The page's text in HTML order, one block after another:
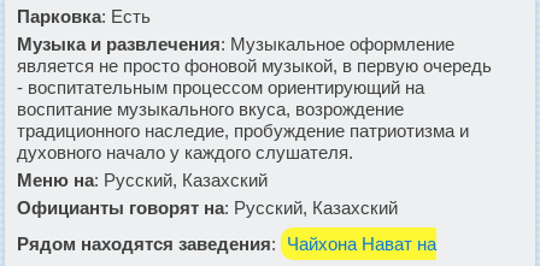
Парковка: Есть
Музыка и развлечения: Музыкальное оформление
является не просто фоновой музыкой, в первую очередь
- воспитательным процессом ориентирующий на
воспитание музыкального вкуса, возрождение
традиционного наследие, пробуждение патриотизма и
духовного начало у каждого слушателя.
Меню на: Русский, Казахский
Официанты говорят на: Русский, Казахский
Рядом находятся заведения:
Чайхона Нават на